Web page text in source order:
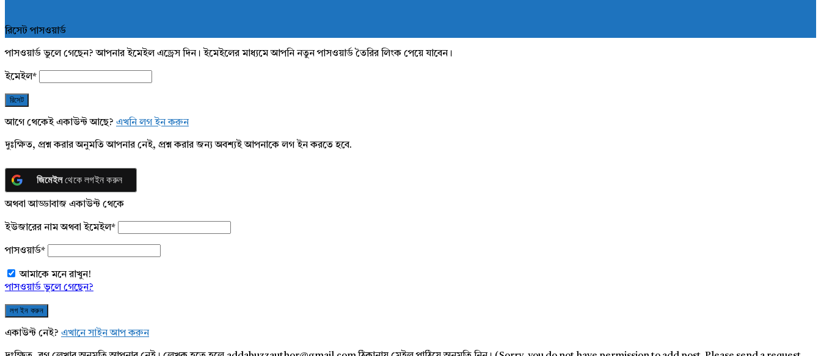
রিসেট পাসওয়ার্ড
পাসওয়ার্ড ভুলে গেছেন? আপনার ইমেইল এড্রেস দিন। ইমেইলের মাধ্যমে আপনি নতুন পাসওয়ার্ড তৈরির লিংক পেয়ে যাবেন।
ইমেইল*
আগে থেকেই একাউন্ট আছে? এখনি লগ ইন করুন
দুঃক্ষিত, প্রশ্ন করার অনুমতি আপনার নেই, প্রশ্ন করার জন্য অবশ্যই আপনাকে লগ ইন করতে হবে.
জিমেইলথেকে লগইন করুন
অথবা আড্ডাবাজ একাউন্ট থেকে
ইউজারের নাম অথবা ইমেইল*
পাসওয়ার্ড*
আমাকে মনে রাখুন!
পাসওয়ার্ড ভুলে গেছেন?
একাউন্ট নেই? এখানে সাইন আপ করুন